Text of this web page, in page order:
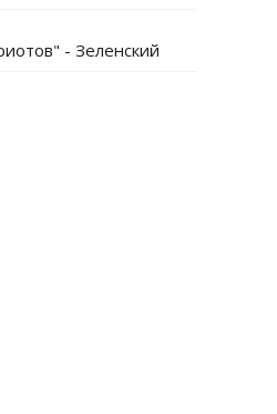
- Зеленский